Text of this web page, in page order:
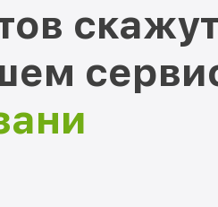
скажут